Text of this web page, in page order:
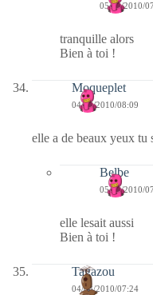
05/03/2010/
tranquille alors
Bien à toi !
Moqueplet
04/03/2010/08:09
elle a de beaux yeux
Belbe
05/03/2010/
elle lesait aussi
Bien à toi !
Tagazou
04/03/2010/07:24